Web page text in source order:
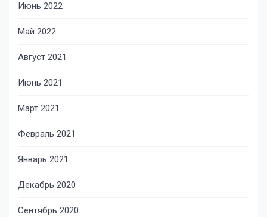
Июнь 2022
Май 2022
Август 2021
Июнь 2021
Март 2021
Февраль 2021
Январь 2021
Декабрь 2020
Сентябрь 2020